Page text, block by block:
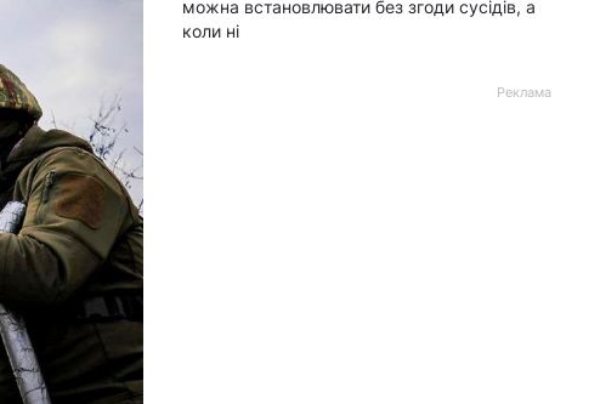
можна встановлювати без згоди сусідів, а
коли ні
Реклама